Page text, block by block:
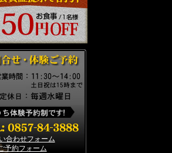
合わせフォーム
予約フォーム